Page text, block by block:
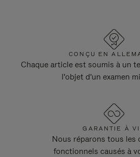
CONÇU EN
Chaque article est soumis à un
l'objet d'un examen
GARANTIE À
Nous réparons tous les
fonctionnels causés à